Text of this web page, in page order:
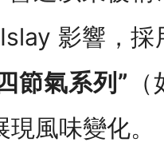
影響，採
節氣系列”
風味變化。